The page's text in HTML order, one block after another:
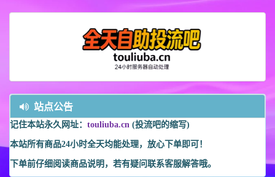
站点公告
记住本站永久网址： touliuba.cn (投流吧的缩写)
本站所有商品24小时全天均能处理，放心下单即可！
下单前仔细阅读商品说明，若有疑问联系客服解答哦。